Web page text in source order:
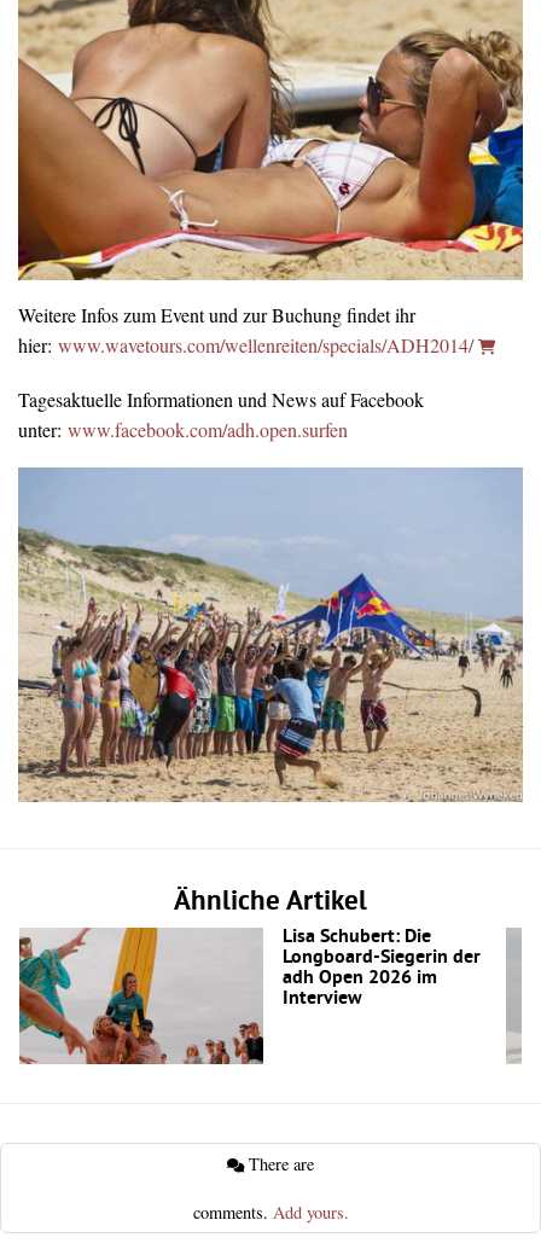
Weitere Infos zum Event und zur Buchung findet ihr
hier: www.wavetours.com/wellenreiten/specials/ADH2014/
Tagesaktuelle Informationen und News auf Facebook
unter: www.facebook.com/adh.open.surfen
Ähnliche Artikel
Lisa Schubert: Die
Longboard-Siegerin der
adh Open 2026 im
Interview
comments. Add yours.